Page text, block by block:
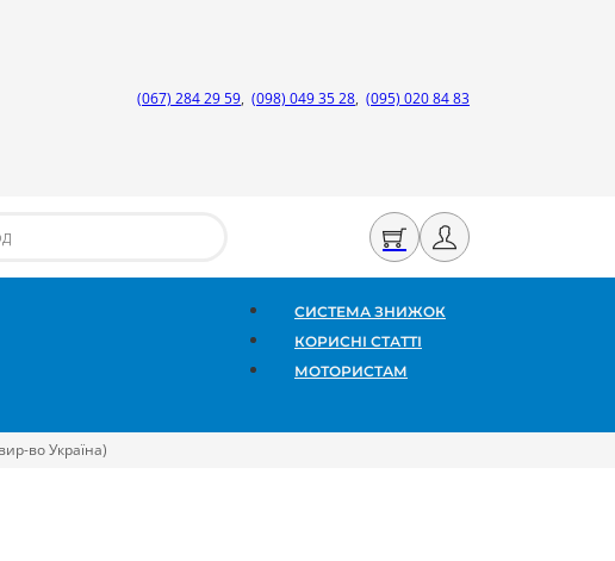
(067) 284 29 59, (098) 049 35 28, (095) 020 84 83
СИСТЕМА ЗНИЖОК
КОРИСНІ СТАТТІ
МОТОРИСТАМ
во Україна)